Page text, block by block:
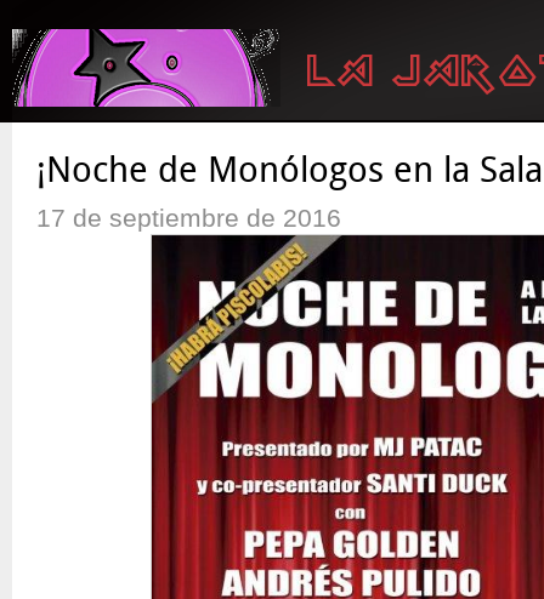
¡Noche de Monólogos en la
17 de septiembre de 2016